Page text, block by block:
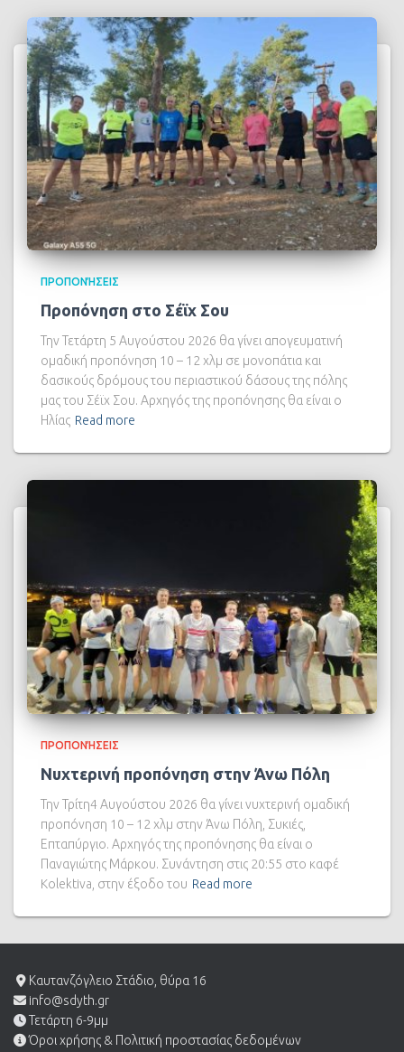
ΠΡΟΠΟΝΉΣΕΙΣ
Προπόνηση στο Σέϊχ Σου
Την Τετάρτη 5 Αυγούστου 2026 θα γίνει απογευματινή
ομαδική προπόνηση 10 – 12 χλμ σε μονοπάτια και
δασικούς δρόμους του περιαστικού δάσους της πόλης
μας του Σέϊχ Σου. Αρχηγός της προπόνησης θα είναι ο
Ηλίας Read more
ΠΡΟΠΟΝΉΣΕΙΣ
Νυχτερινή προπόνηση στην Άνω Πόλη
Την Τρίτη4 Αυγούστου 2026 θα γίνει νυχτερινή ομαδική
προπόνηση 10 – 12 χλμ στην Άνω Πόλη, Συκιές,
Επταπύργιο. Αρχηγός της προπόνησης θα είναι ο
Παναγιώτης Μάρκου. Συνάντηση στις 20:55 στο καφέ
Kolektiva, στην έξοδο του Read more
Καυτανζόγλειο Στάδιο, θύρα 16
info@sdyth.gr
Τετάρτη 6-9μμ
Όροι χρήσης & Πολιτική προστασίας δεδομένων